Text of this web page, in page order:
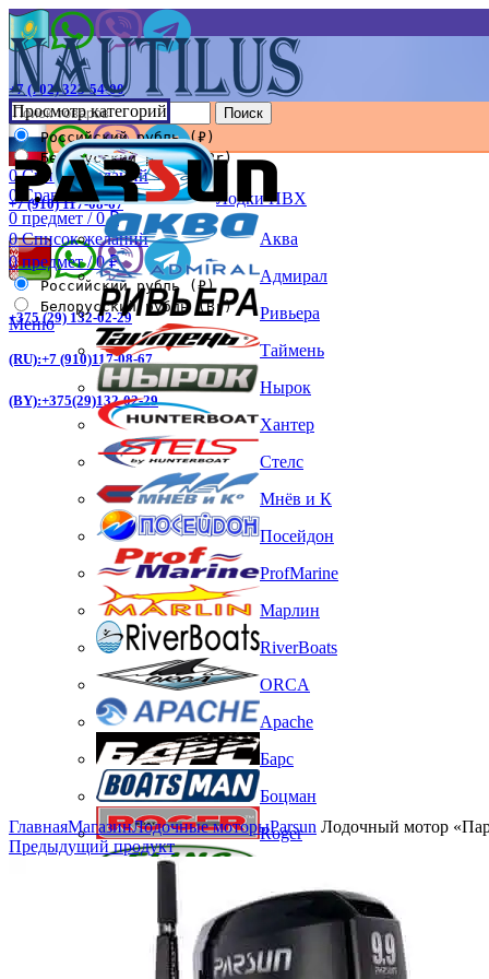
+7 (702) 323-54-00
+7 (910) 117-08-67
+375 (29) 132-02-29
(RU):+7 (910)117-08-67
(BY):+375(29)132-02-29
Поиск
Российский рубль (₽)
Белорусский рубль (Br)
0Список желаний
0
Сравнить
0 предмет / 0₽
0Список желаний
0предмет / 0₽
Российский рубль (₽)
Белорусский рубль (Br)
Меню
Просмотр категорий
Лодки ПВХ
Аква
Адмирал
Ривьера
Таймень
Нырок
Хантер
Стелс
Мнёв и К
Посейдон
ProfMarine
Марлин
RiverBoats
ORCA
Apache
Барс
Боцман
Roger
Феникс
Fort
Нажмите, чтобы увеличить изображение
ГлавнаяМагазинЛодочные моторыParsun Лодочный мотор
Предыдущий продукт